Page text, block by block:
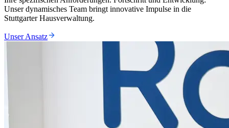
Unser dynamisches Team bringt innovative Impulse in die
Stuttgarter Hausverwaltung.
Unser Ansatz